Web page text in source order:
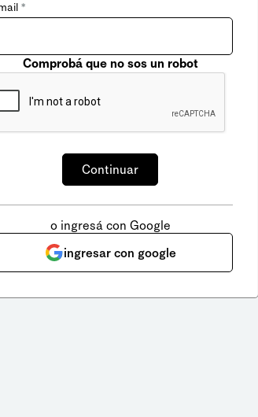
*
Comprobá que no sos un robot
o ingresá con Google
ingresar con google